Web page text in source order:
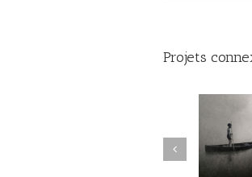
Projets
Réseau Lux # 1 / Itinéraires
des Photographes Voyageurs
/